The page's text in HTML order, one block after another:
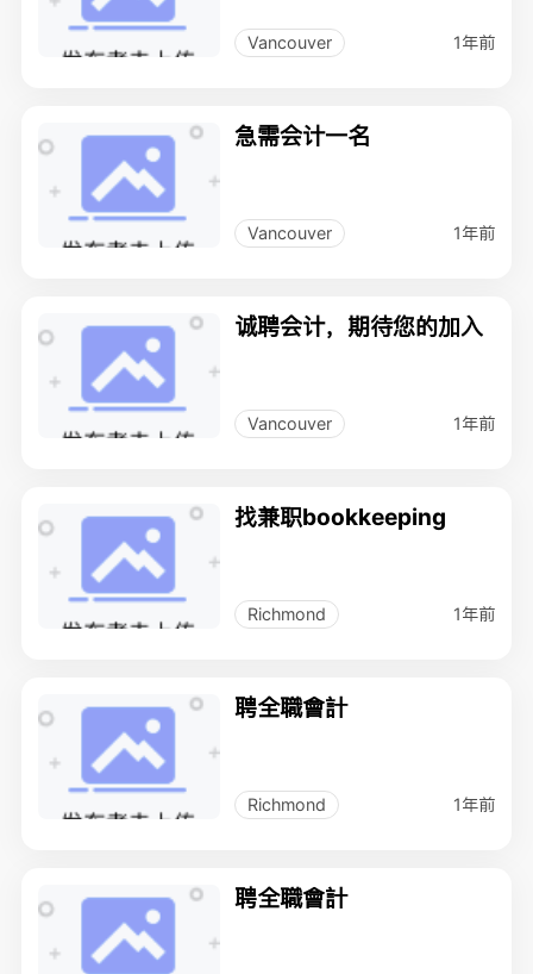
Vancouver 1年前
急需会计一名
Vancouver 1年前
诚聘会计，期待您的加入
Vancouver 1年前
找兼职bookkeeping
Richmond 1年前
聘全職會計
Richmond 1年前
聘全職會計